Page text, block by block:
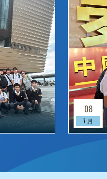
08
7 月